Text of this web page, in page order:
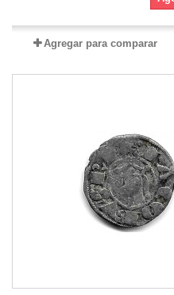
Agregar para comparar